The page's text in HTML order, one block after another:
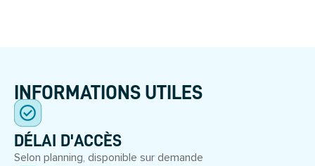
INFORMATIONS UTILES
DÉLAI D'ACCÈS
Selon planning, disponible sur demande